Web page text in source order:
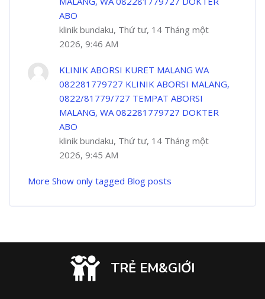
ABO
klinik bundaku, Thứ tư, 14 Tháng một
2026, 9:46 AM
KLINIK ABORSI KURET MALANG WA
082281779727 KLINIK ABORSI MALANG,
0822/81779/727 TEMPAT ABORSI
MALANG, WA 082281779727 DOKTER
ABO
klinik bundaku, Thứ tư, 14 Tháng một
2026, 9:45 AM
More Show only tagged Blog posts
TRẺ EM&GIỚI